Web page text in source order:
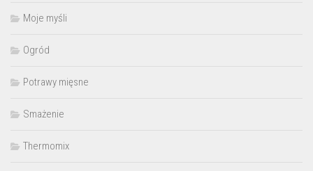
Moje myśli
Ogród
Potrawy mięsne
Smażenie
Thermomix